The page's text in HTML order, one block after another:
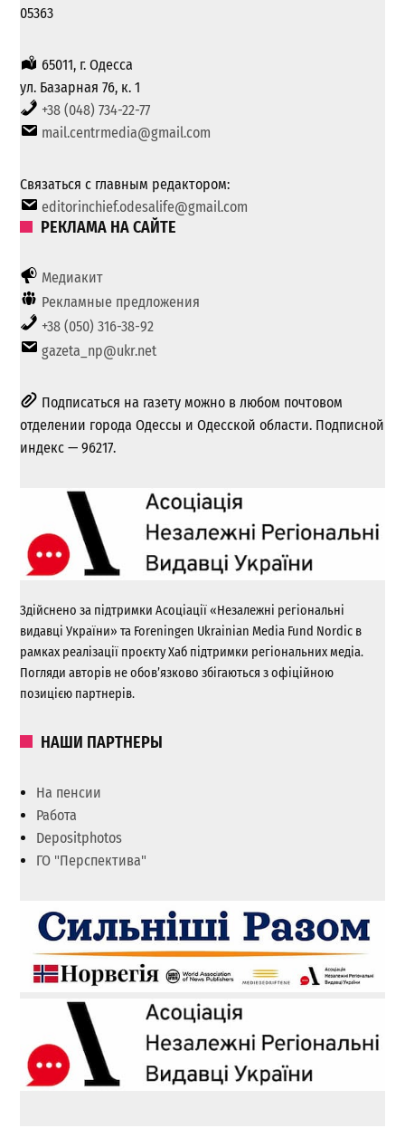
05363
65011, г. Одесса
ул. Базарная 76, к. 1
+38 (048) 734-22-77
mail.centrmedia@gmail.com
Связаться с главным редактором:
editorinchief.odesalife@gmail.com
РЕКЛАМА НА САЙТЕ
Медиакит
Рекламные предложения
+38 (050) 316-38-92
gazeta_np@ukr.net
Подписаться на газету можно в любом почтовом
отделении города Одессы и Одесской области. Подписной
индекс — 96217.
Здійснено за підтримки Асоціації «Незалежні регіональні
видавці України» та Foreningen Ukrainian Media Fund Nordic в
рамках реалізації проєкту Хаб підтримки регіональних медіа.
Погляди авторів не обов’язково збігаються з офіційною
позицією партнерів.
НАШИ ПАРТНЕРЫ
На пенсии
Работа
Depositphotos
ГО "Перспектива"